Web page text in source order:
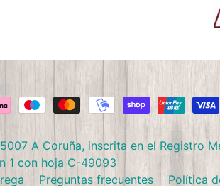
A Coruña, inscrita en el Registro
1 con hoja C-49093
Preguntas frecuentes Política